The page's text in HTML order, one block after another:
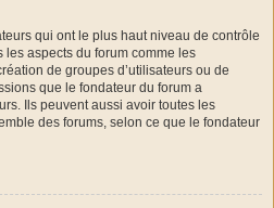
qui ont le plus haut niveau de contrôle
les aspects du forum comme les
de groupes d’utilisateurs ou de
que le fondateur du forum a
Ils peuvent aussi avoir toutes les
des forums, selon ce que le fondateur